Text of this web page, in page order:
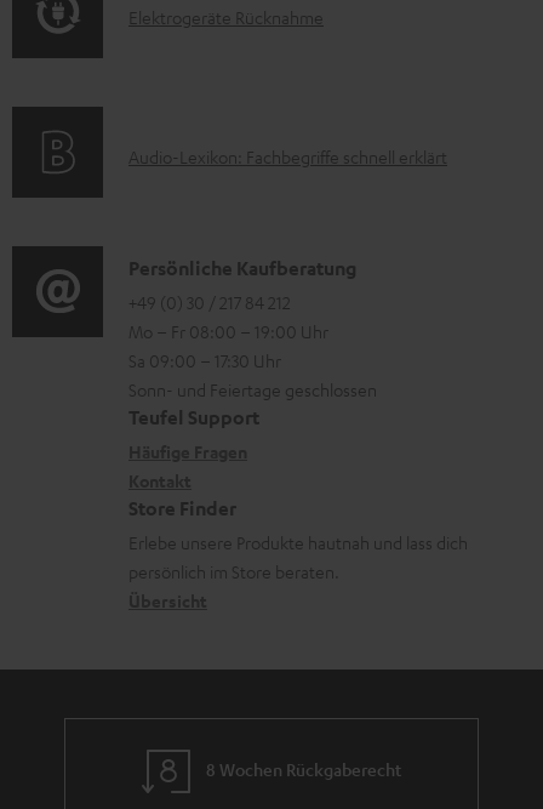
t
a
n
A
r
i
e
n
z
u
r
a
r
a
i
e
E
t
g
e
r
ä
t
ü
c
a
h
m
Elektrogeräte Rücknahme
A
i
o
-
L
e
k
o
Audio-Lexikon: Fachbegriffe schnell erklärt
K
o
n
t
a
d
a
n
Persönliche Kaufberatung
+49 (0) 30 / 217 84 212
Mo – Fr 08:00 – 19:00 Uhr
Sa 09:00 – 17:30 Uhr
Sonn- und Feiertage geschlossen
Teufel Support
Store Finder
Erlebe unsere Produkte hautnah und lass dich
persönlich im Store beraten.
8 Wochen Rückgaberecht